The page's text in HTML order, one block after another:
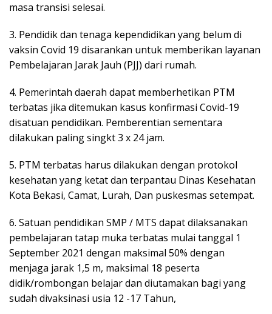
masa transisi selesai.
3. Pendidik dan tenaga kependidikan yang belum di
vaksin Covid 19 disarankan untuk memberikan layanan
Pembelajaran Jarak Jauh (PJJ) dari rumah.
4. Pemerintah daerah dapat memberhetikan PTM
terbatas jika ditemukan kasus konfirmasi Covid-19
disatuan pendidikan. Pemberentian sementara
dilakukan paling singkt 3 x 24 jam.
5. PTM terbatas harus dilakukan dengan protokol
kesehatan yang ketat dan terpantau Dinas Kesehatan
Kota Bekasi, Camat, Lurah, Dan puskesmas setempat.
6. Satuan pendidikan SMP / MTS dapat dilaksanakan
pembelajaran tatap muka terbatas mulai tanggal 1
September 2021 dengan maksimal 50% dengan
menjaga jarak 1,5 m, maksimal 18 peserta
didik/rombongan belajar dan diutamakan bagi yang
sudah divaksinasi usia 12 -17 Tahun,